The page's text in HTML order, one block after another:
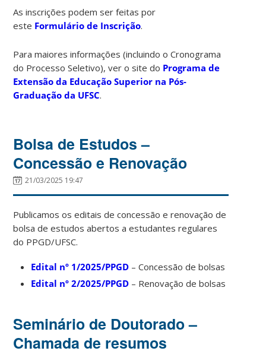
As inscrições podem ser feitas por
este Formulário de Inscrição.
Para maiores informações (incluindo o Cronograma
do Processo Seletivo), ver o site do Programa de
Extensão da Educação Superior na Pós-
Graduação da UFSC.
Bolsa de Estudos –
Concessão e Renovação
21/03/2025 19:47
Publicamos os editais de concessão e renovação de
bolsa de estudos abertos a estudantes regulares
do PPGD/UFSC.
Edital nº 1/2025/PPGD – Concessão de bolsas
Edital nº 2/2025/PPGD – Renovação de bolsas
Seminário de Doutorado –
Chamada de resumos